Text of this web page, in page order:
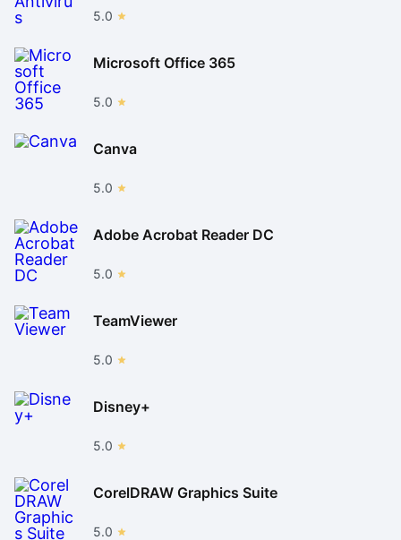
5.0
Microsoft Office 365
5.0
Canva
5.0
Adobe Acrobat Reader DC
5.0
TeamViewer
5.0
Disney+
5.0
CorelDRAW Graphics Suite
5.0